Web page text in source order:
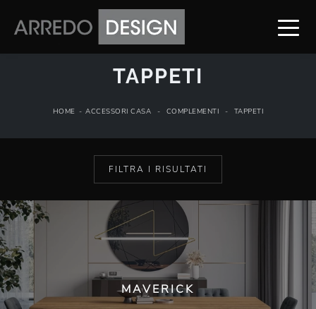
TAPPETI
HOME - ACCESSORI CASA - COMPLEMENTI - TAPPETI
FILTRA I RISULTATI
MAVERICK